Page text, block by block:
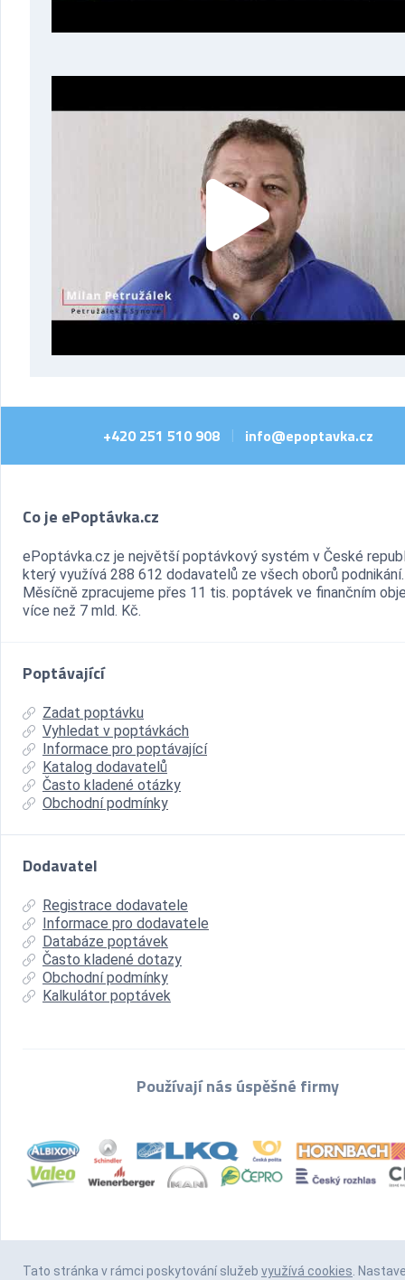
+420 251 510 908 info@epoptavka.cz
Co je ePoptávka.cz
ePoptávka.cz je největší poptávkový systém v České
který využívá 288 612 dodavatelů ze všech oborů podnikání.
Měsíčně zpracujeme přes 11 tis. poptávek ve finančním
více než 7 mld. Kč.
Poptávající
Zadat poptávku
Vyhledat v poptávkách
Informace pro poptávající
Katalog dodavatelů
Často kladené otázky
Obchodní podmínky
Dodavatel
Registrace dodavatele
Informace pro dodavatele
Databáze poptávek
Často kladené dotazy
Obchodní podmínky
Kalkulátor poptávek
Používají nás úspěšné firmy
Tato stránka v rámci poskytování služeb využívá cookies.